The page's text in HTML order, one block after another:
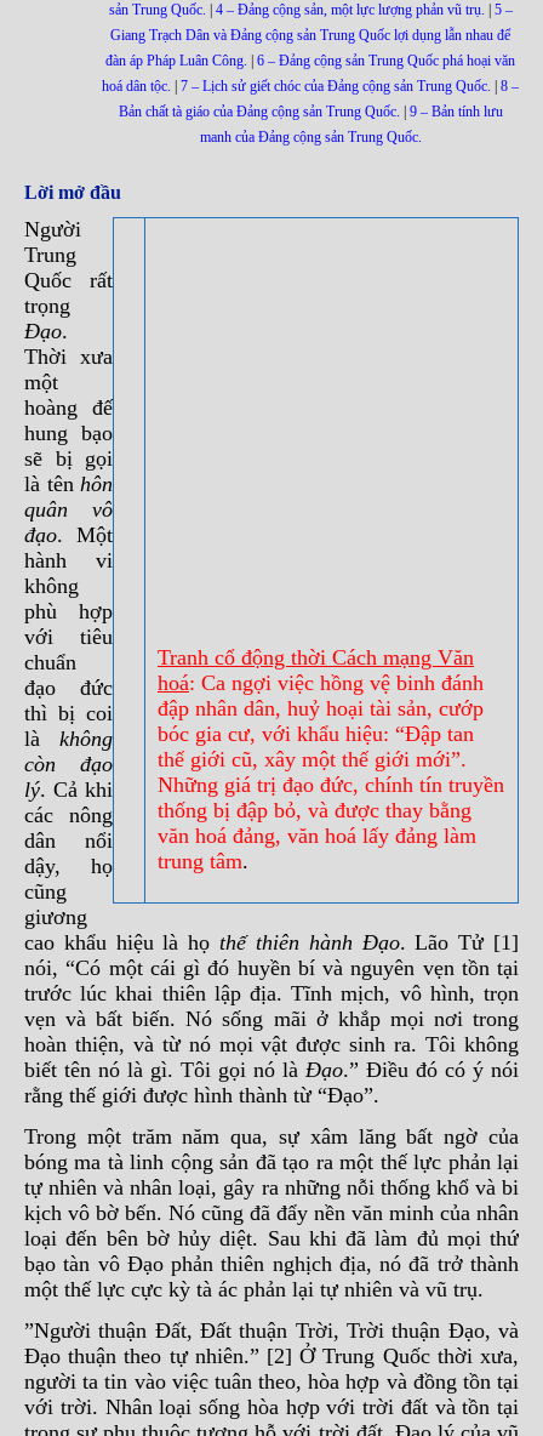
sản Trung Quốc.
4 – Đảng cộng sản, một lực lượng phản vũ trụ.
5 –
Giang Trạch Dân và Đảng cộng sản Trung Quốc lợi dụng lẫn nhau để
đàn áp Pháp Luân Công.
6 – Đảng cộng sản Trung Quốc phá hoại văn
hoá dân tộc.
7 – Lịch sử giết chóc của Đảng cộng sản Trung Quốc.
8 –
Bản chất tà giáo của Đảng cộng sản Trung Quốc.
9 – Bản tính lưu
manh của Đảng cộng sản Trung Quốc.
Lời mở đầu
Tranh cổ động thời Cách mạng Văn
hoá: Ca ngợi việc hồng vệ binh đánh
đập nhân dân, huỷ hoại tài sản, cướp
bóc gia cư, với khẩu hiệu: “Đập tan
thế giới cũ, xây một thế giới mới”.
Những giá trị đạo đức, chính tín truyền
thống bị đập bỏ, và được thay bằng
văn hoá đảng, văn hoá lấy đảng làm
trung tâm.
Người
Trung
Quốc rất
trọng
Đạo.
Thời xưa
một
hoàng đế
hung bạo
sẽ bị gọi
là tên hôn
quân vô
đạo. Một
hành vi
không
phù hợp
với tiêu
chuẩn
đạo đức
thì bị coi
là không
còn đạo
lý. Cả khi
các nông
dân nổi
dậy, họ
cũng
giương
cao khẩu hiệu là họthế thiên hành Đạo. Lão Tử [1]
nói, “Có một cái gì đó huyền bí và nguyên vẹn tồn tại
trước lúc khai thiên lập địa. Tĩnh mịch, vô hình, trọn
vẹn và bất biến. Nó sống mãi ở khắp mọi nơi trong
hoàn thiện, và từ nó mọi vật được sinh ra. Tôi không
biết tên nó là gì. Tôi gọi nó là Đạo.” Điều đó có ý nói
rằng thế giới được hình thành từ “Đạo”.
Trong một trăm năm qua, sự xâm lăng bất ngờ của
bóng ma tà linh cộng sản đã tạo ra một thế lực phản lại
tự nhiên và nhân loại, gây ra những nỗi thống khổ và bi
kịch vô bờ bến. Nó cũng đã đẩy nền văn minh của nhân
loại đến bên bờ hủy diệt. Sau khi đã làm đủ mọi thứ
bạo tàn vô Đạo phản thiên nghịch địa, nó đã trở thành
một thế lực cực kỳ tà ác phản lại tự nhiên và vũ trụ.
”Người thuận Đất, Đất thuận Trời, Trời thuận Đạo, và
Đạo thuận theo tự nhiên.” [2] Ở Trung Quốc thời xưa,
người ta tin vào việc tuân theo, hòa hợp và đồng tồn tại
với trời. Nhân loại sống hòa hợp với trời đất và tồn tại